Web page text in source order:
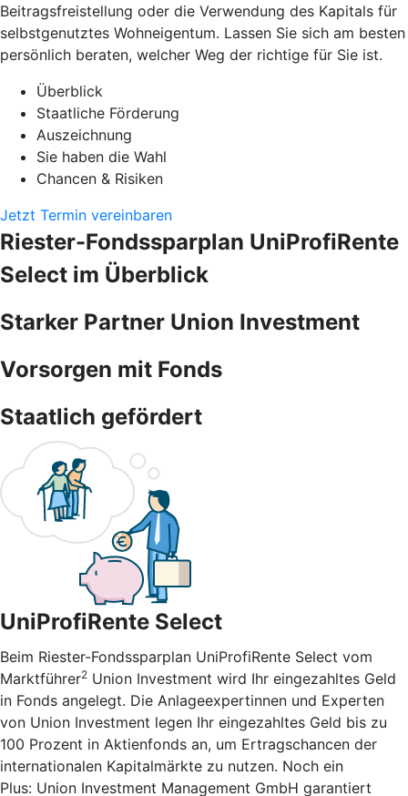
Beitragsfreistellung oder die Verwendung des Kapitals für
selbstgenutztes Wohneigentum. Lassen Sie sich am besten
persönlich beraten, welcher Weg der richtige für Sie ist.
Überblick
Staatliche Förderung
Auszeichnung
Sie haben die Wahl
Chancen & Risiken
Jetzt Termin vereinbaren
Riester-Fondssparplan UniProfiRente
Select im Überblick
Starker Partner Union Investment
Vorsorgen mit Fonds
Staatlich gefördert
UniProfiRente Select
Beim Riester-Fondssparplan UniProfiRente Select vom
Marktführer2 Union Investment wird Ihr eingezahltes Geld
in Fonds angelegt. Die Anlageexpertinnen und Experten
von Union Investment legen Ihr eingezahltes Geld bis zu
100 Prozent in Aktienfonds an, um Ertragschancen der
internationalen Kapitalmärkte zu nutzen. Noch ein
Plus: Union Investment Management GmbH garantiert